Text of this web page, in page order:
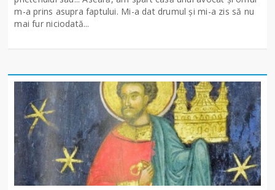
m-a prins asupra faptului. Mi-a dat drumul şi mi-a zis să nu
mai fur niciodată...